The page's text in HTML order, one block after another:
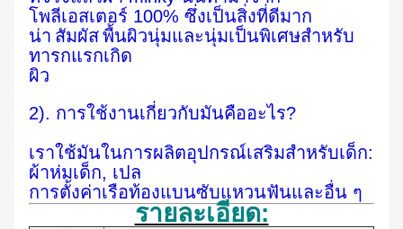
โพลีเอสเตอร์ 100% ซึ่งเป็นสิ่งที่ดีมาก
น่า สัมผัสพื้นผิวนุ่มและนุ่มเป็นพิเศษสำหรับ
ทารกแรกเกิด
ผิว
2). การใช้งานเกี่ยวกับมันคืออะไร?
เราใช้มันในการผลิตอุปกรณ์เสริมสำหรับเด็ก:
ผ้าห่มเด็ก, เปล
การตั้งค่าเรือท้องแบนซับแหวนฟันและอื่น ๆ
รายละเอียด: